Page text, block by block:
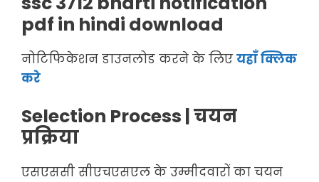
pdf in hindi download
नोटिफिकेशन डाउनलोड करने के लिए यहाँक्लिक
करे
Selection Process | चयन
प्रक्रिया
एसएससी सीएचएसएल के उम्मीदवारों का चयन